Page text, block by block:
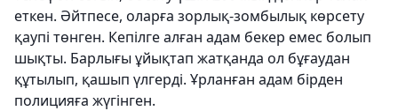
еткен. Әйтпесе, оларға зорлық-зомбылық көрсету
қаупі төнген. Кепілге алған адам бекер емес болып
шықты. Барлығы ұйықтап жатқанда ол бұғаудан
құтылып, қашып үлгерді. Ұрланған адам бірден
полицияға жүгінген.